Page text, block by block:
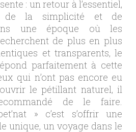
: un retour à l’essentiel,
de la simplicité et de
une époque où les
de plus en plus
et transparents, le
parfaitement à cette
qui n’ont pas encore eu
le pétillant naturel, il
de le faire.
» c’est s’offrir une
unique, un voyage dans le